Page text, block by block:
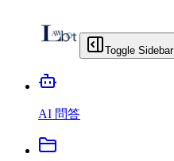
Toggle Sidebar
AI 問答